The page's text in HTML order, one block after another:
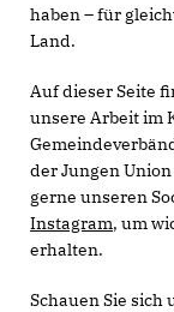
haben – für
Land.
Auf dieser Seite
unsere Arbeit im
der Jungen
gerne unseren
Instagram, um
erhalten.
Schauen Sie sich